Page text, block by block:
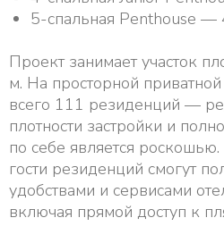
5-спальная Penthouse —
Проект занимает участок
м. На просторной
всего 111 резиденций —
плотности застройки и
по себе является
гости резиденций смогут
удобствами и сервисами
включая прямой доступ к